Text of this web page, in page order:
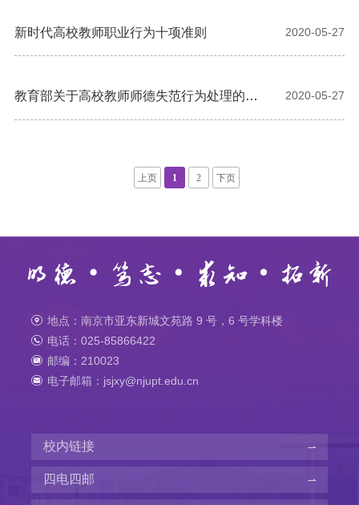
新时代高校教师职业行为十项准则 2020-05-27
教育部关于高校教师师德失范行为处理的指
导意见
2020-05-27
上页 1 2 下页
地点：南京市亚东新城文苑路 9 号，6 号学科楼
电话：025-85866422
邮编：210023
电子邮箱：jsjxy@njupt.edu.cn
校内链接
四电四邮